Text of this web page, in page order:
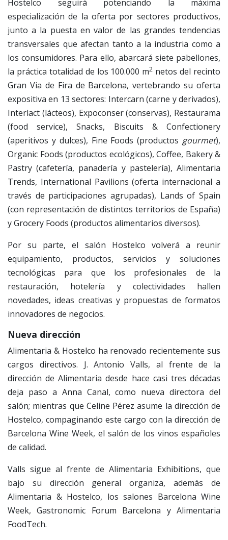
Hostelco seguirá potenciando la máxima
especialización de la oferta por sectores productivos,
junto a la puesta en valor de las grandes tendencias
transversales que afectan tanto a la industria como a
los consumidores. Para ello, abarcará siete pabellones,
la práctica totalidad de los 100.000 m2 netos del recinto
Gran Via de Fira de Barcelona, vertebrando su oferta
expositiva en 13 sectores: Intercarn (carne y derivados),
Interlact (lácteos), Expoconser (conservas), Restaurama
(food service), Snacks, Biscuits & Confectionery
(aperitivos y dulces), Fine Foods (productos gourmet),
Organic Foods (productos ecológicos), Coffee, Bakery &
Pastry (cafetería, panadería y pastelería), Alimentaria
Trends, International Pavilions (oferta internacional a
través de participaciones agrupadas), Lands of Spain
(con representación de distintos territorios de España)
y Grocery Foods (productos alimentarios diversos).
Por su parte, el salón Hostelco volverá a reunir
equipamiento, productos, servicios y soluciones
tecnológicas para que los profesionales de la
restauración, hotelería y colectividades hallen
novedades, ideas creativas y propuestas de formatos
innovadores de negocios.
Nueva dirección
Alimentaria & Hostelco ha renovado recientemente sus
cargos directivos. J. Antonio Valls, al frente de la
dirección de Alimentaria desde hace casi tres décadas
deja paso a Anna Canal, como nueva directora del
salón; mientras que Celine Pérez asume la dirección de
Hostelco, compaginando este cargo con la dirección de
Barcelona Wine Week, el salón de los vinos españoles
de calidad.
Valls sigue al frente de Alimentaria Exhibitions, que
bajo su dirección general organiza, además de
Alimentaria & Hostelco, los salones Barcelona Wine
Week, Gastronomic Forum Barcelona y Alimentaria
FoodTech.